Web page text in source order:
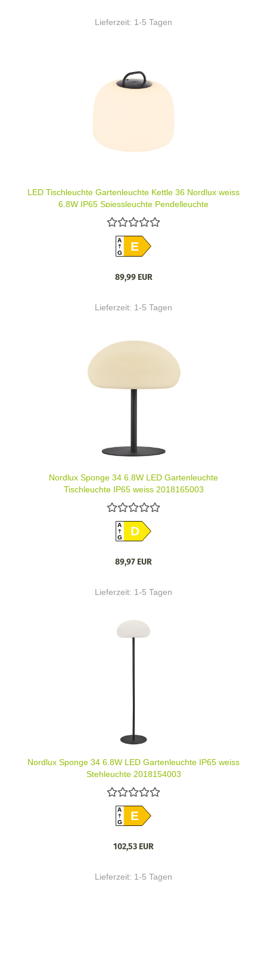
Lieferzeit: 1-5 Tagen
LED Tischleuchte Gartenleuchte Kettle 36 Nordlux weiss
6,8W IP65 Spiessleuchte Pendelleuchte
A
GE
89,99 EUR
Lieferzeit: 1-5 Tagen
Nordlux Sponge 34 6.8W LED Gartenleuchte
Tischleuchte IP65 weiss 2018165003
A
GD
89,97 EUR
Lieferzeit: 1-5 Tagen
Nordlux Sponge 34 6.8W LED Gartenleuchte IP65 weiss
Stehleuchte 2018154003
A
GE
102,53 EUR
Lieferzeit: 1-5 Tagen